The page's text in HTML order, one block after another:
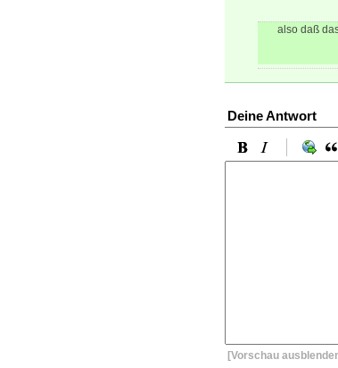
also daß
Deine Antwort
[Vorschau